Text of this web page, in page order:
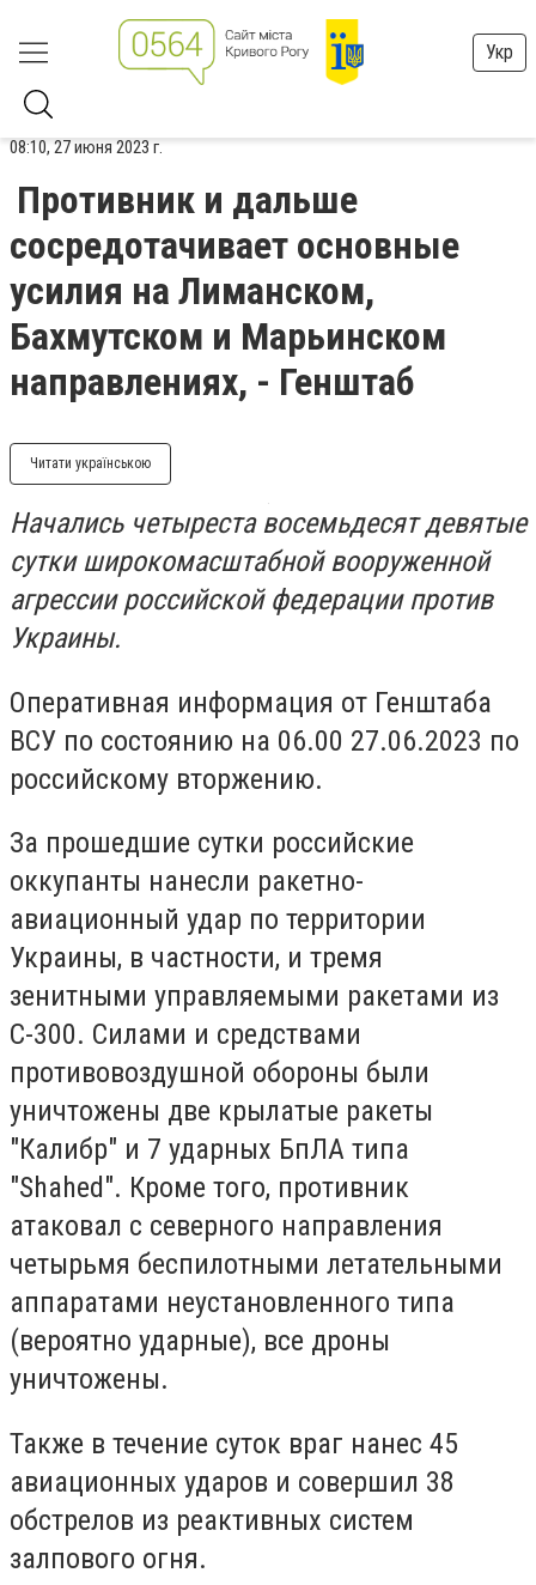
Укр
08:10, 27 июня 2023 г.
Противник и дальше
сосредотачивает основные
усилия на Лиманском,
Бахмутском и Марьинском
направлениях, - Генштаб
Читати українською
Начались четыреста восемьдесят девятые
сутки широкомасштабной вооруженной
агрессии российской федерации против
Украины.
Оперативная информация от Генштаба
ВСУ по состоянию на 06.00 27.06.2023 по
российскому вторжению.
За прошедшие сутки российские
оккупанты нанесли ракетно-
авиационный удар по территории
Украины, в частности, и тремя
зенитными управляемыми ракетами из
С-300. Силами и средствами
противовоздушной обороны были
уничтожены две крылатые ракеты
"Калибр" и 7 ударных БпЛА типа
"Shahed". Кроме того, противник
атаковал с северного направления
четырьмя беспилотными летательными
аппаратами неустановленного типа
(вероятно ударные), все дроны
уничтожены.
Также в течение суток враг нанес 45
авиационных ударов и совершил 38
обстрелов из реактивных систем
залпового огня.